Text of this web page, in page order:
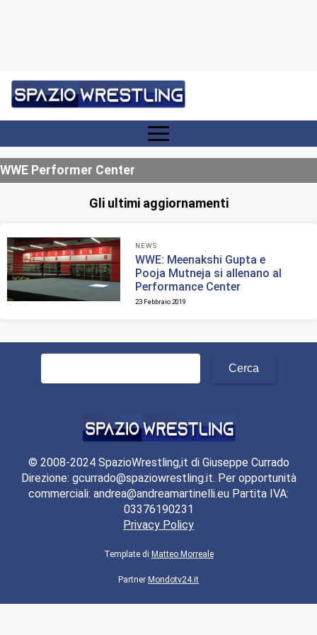
WWE Performer Center
Gli ultimi aggiornamenti
NEWS
WWE: Meenakshi Gupta e
Pooja Mutneja si allenano al
Performance Center
23 Febbraio 2019
Ricerca
© 2008-2024 SpazioWrestling,it di Giuseppe Currado
Direzione: gcurrado@spaziowrestling.it. Per opportunità
commerciali: andrea@andreamartinelli.eu Partita IVA:
03376190231
Privacy Policy
Template di Matteo Morreale
Partner Mondotv24.it